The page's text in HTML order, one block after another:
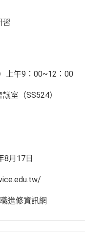
習
上午9：00~12：00
室（SS524）
8月17日
進修資訊網